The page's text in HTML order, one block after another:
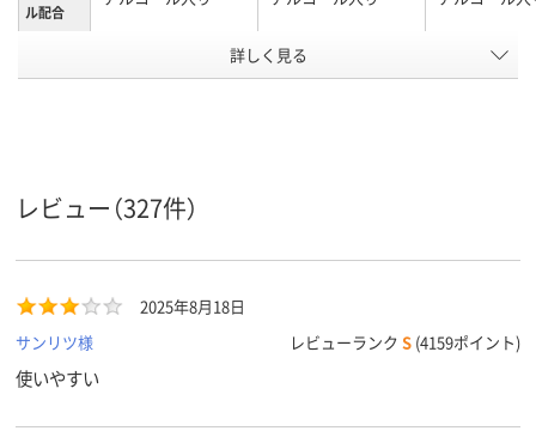
ル配合
ボトル
アスクル
商品環境
10
詳しく見る
レビュー（327件）
2025年8月18日
サンリツ様
レビューランク S (4159ポイント)
使いやすい